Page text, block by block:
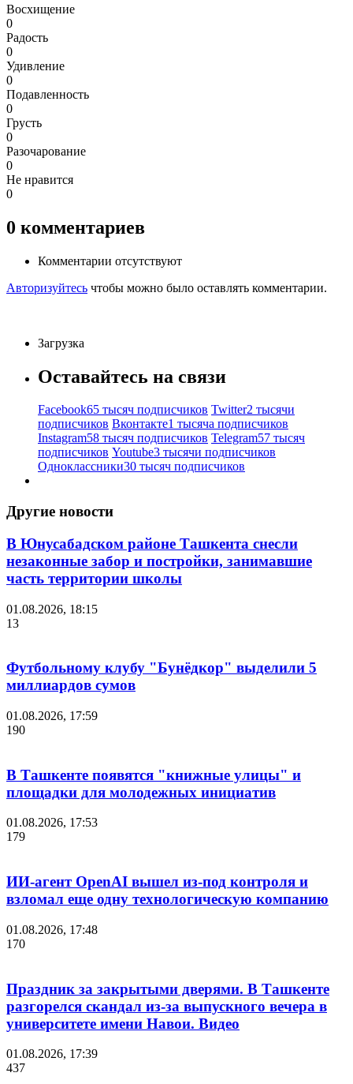
Восхищение
0
Радость
0
Удивление
0
Подавленность
0
Грусть
0
Разочарование
0
Не нравится
0
0 комментариев
Комментарии отсутствуют
Авторизуйтесь чтобы можно было оставлять комментарии.
Загрузка
Оставайтесь на связи
Facebook65 тысяч подписчиков Twitter2 тысячи
подписчиков Вконтакте1 тысяча подписчиков
Instagram58 тысяч подписчиков Telegram57 тысяч
подписчиков Youtube3 тысячи подписчиков
Одноклассники30 тысяч подписчиков
Другие новости
В Юнусабадском районе Ташкента снесли
незаконные забор и постройки, занимавшие
часть территории школы
01.08.2026, 18:15
13
Футбольному клубу "Бунёдкор" выделили 5
миллиардов сумов
01.08.2026, 17:59
190
В Ташкенте появятся "книжные улицы" и
площадки для молодежных инициатив
01.08.2026, 17:53
179
ИИ-агент OpenAI вышел из-под контроля и
взломал еще одну технологическую компанию
01.08.2026, 17:48
170
Праздник за закрытыми дверями. В Ташкенте
разгорелся скандал из-за выпускного вечера в
университете имени Навои. Видео
01.08.2026, 17:39
437